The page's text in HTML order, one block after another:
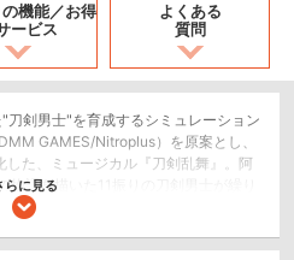
機能／お得
ービス
よくある
質問
刀剣男士"を育成するシミュレーション
GAMES/Nitroplus）を原案とし、
た、ミュージカル『刀剣乱舞』。阿
物語を描いた11振りの刀剣男士が繰り
ルならではの魅力をたっぷりと詰め
傳までのミュージカルナンバー、ラ
らに見る